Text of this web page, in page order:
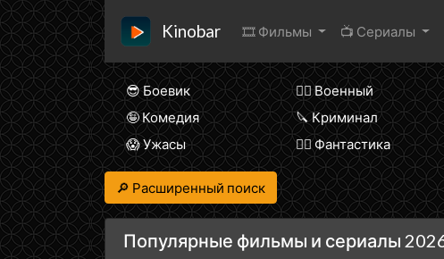
Kinobar 🎞 Фильмы 📺 Сериалы
😎 Боевик 👨‍✈️ Военный
🤪 Комедия
🔪 Криминал
😱 Ужасы
🧙‍♀️ Фантастика
🔎 Расширенный поиск
Популярные фильмы и сериалы